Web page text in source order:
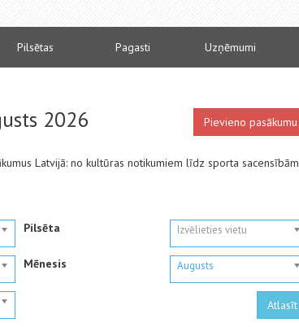
Pilsētas Pagasti Uzņēmumi
2026 Pievieno pasākumu
Latvijā: no kultūras notikumiem līdz sporta
Pilsēta Izvēlieties vietu
Mēnesis Augusts